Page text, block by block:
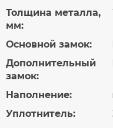
Толщина металла,
мм:
Основной замок:
Дополнительный
замок:
Наполнение:
Уплотнитель: